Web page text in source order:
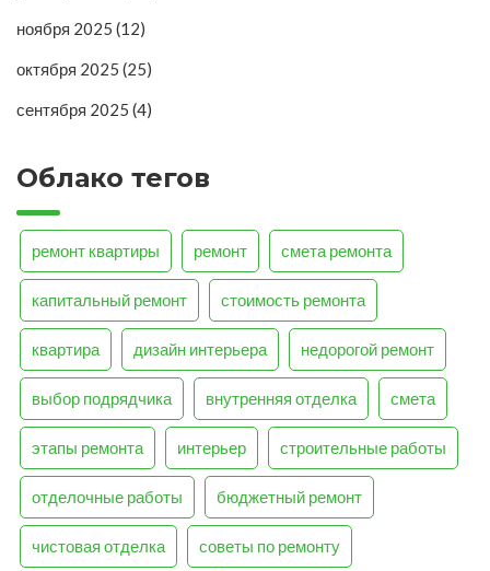
ноября 2025 (12)
октября 2025 (25)
сентября 2025 (4)
Облако тегов
ремонт квартиры ремонт смета ремонта
капитальный ремонт стоимость ремонта
квартира дизайн интерьера недорогой ремонт
выбор подрядчика внутренняя отделка смета
этапы ремонта интерьер строительные работы
отделочные работы бюджетный ремонт
чистовая отделка советы по ремонту